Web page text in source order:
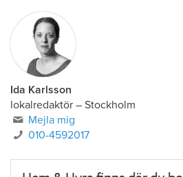
Ida Karlsson
lokalredaktör – Stockholm
Mejla mig
010-4592017